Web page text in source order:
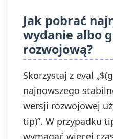
Jak pobrać
wydanie albo
rozwojową?
Skorzystaj z eval
najnowszego
wersji rozwojowej
tip)”. W przypadku
wymagać więcej